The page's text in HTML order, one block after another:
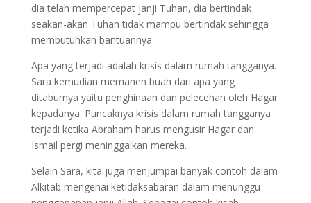
dia telah mempercepat janji Tuhan, dia bertindak
seakan-akan Tuhan tidak mampu bertindak sehingga
membutuhkan bantuannya.
Apa yang terjadi adalah krisis dalam rumah tangganya.
Sara kemudian memanen buah dari apa yang
ditaburnya yaitu penghinaan dan pelecehan oleh Hagar
kepadanya. Puncaknya krisis dalam rumah tangganya
terjadi ketika Abraham harus mengusir Hagar dan
Ismail pergi meninggalkan mereka.
Selain Sara, kita juga menjumpai banyak contoh dalam
Alkitab mengenai ketidaksabaran dalam menunggu